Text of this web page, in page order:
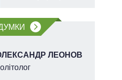
ЛЕОНОВ